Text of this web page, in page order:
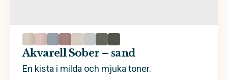
Akvarell Sober – sand
En kista i milda och mjuka toner.